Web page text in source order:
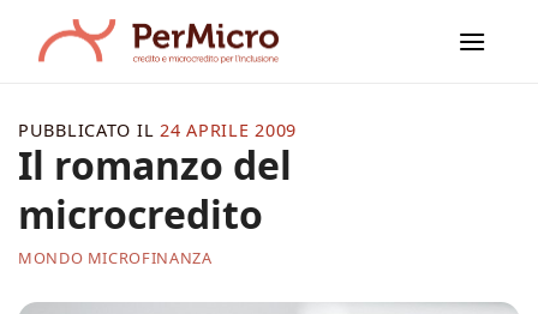
contenuti
MONDO MICROFINANZA
Il romanzo del
microcredito
PUBBLICATO IL24 APRILE 2009